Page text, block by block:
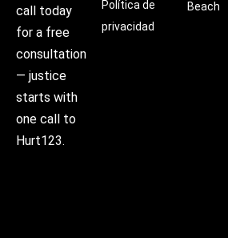
call today
for a free
consultation
— justice
starts with
one call to
Hurt123.
Política de
privacidad
Beach